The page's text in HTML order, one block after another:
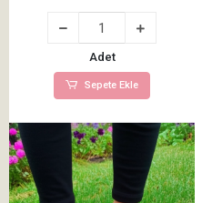
Adet
Sepete Ekle